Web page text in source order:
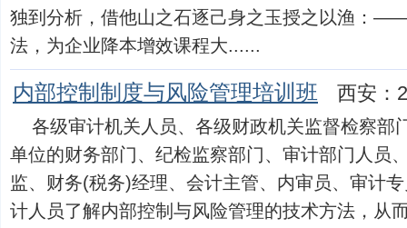
独到分析，借他山之石逐己身之玉授之以渔：
法，为企业降本增效课程大......
内部控制制度与风险管理培训班 西安：
各级审计机关人员、各级财政机关监督检察部
单位的财务部门、纪检监察部门、审计部门人员
监、财务(税务)经理、会计主管、内审员、审计
计人员了解内部控制与风险管理的技术方法，从